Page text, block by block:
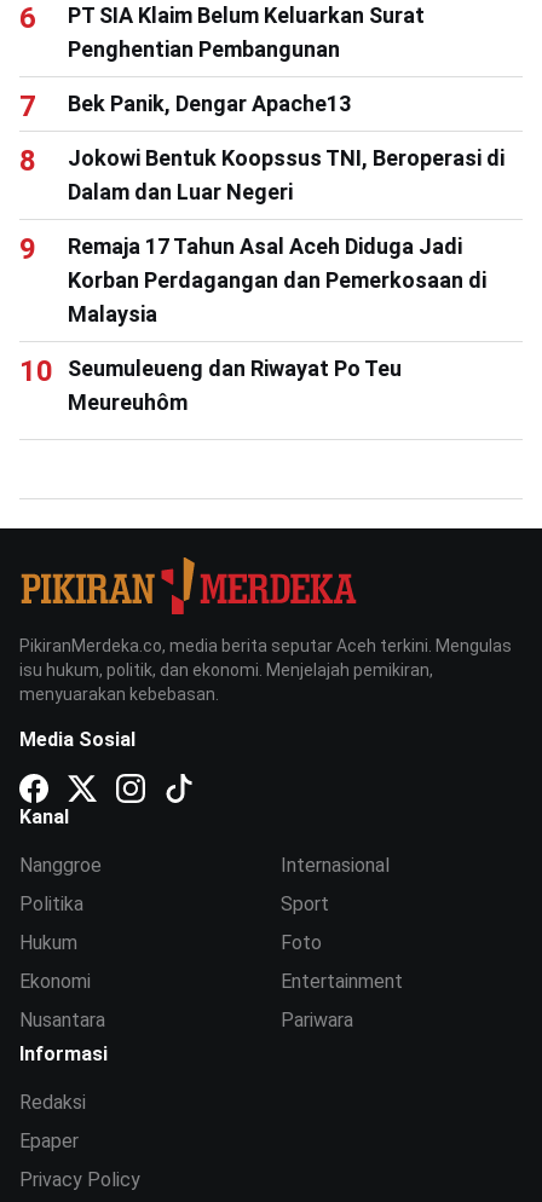
PT SIA Klaim Belum Keluarkan Surat
Penghentian Pembangunan
Bek Panik, Dengar Apache13
Jokowi Bentuk Koopssus TNI, Beroperasi di
Dalam dan Luar Negeri
Remaja 17 Tahun Asal Aceh Diduga Jadi
Korban Perdagangan dan Pemerkosaan di
Malaysia
Seumuleueng dan Riwayat Po Teu
Meureuhôm
PikiranMerdeka.co, media berita seputar Aceh terkini. Mengulas
isu hukum, politik, dan ekonomi. Menjelajah pemikiran,
menyuarakan kebebasan.
Media Sosial
Kanal
Nanggroe
Politika
Hukum
Ekonomi
Nusantara
Internasional
Sport
Foto
Entertainment
Pariwara
Informasi
Redaksi
Epaper
Privacy Policy